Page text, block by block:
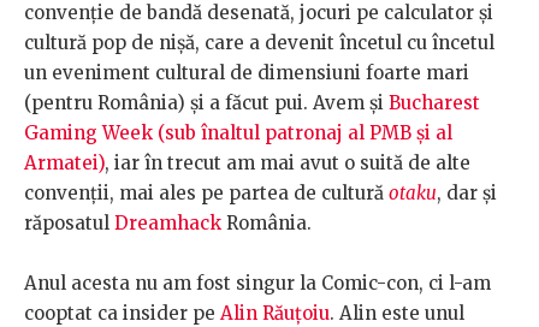
convenție de bandă desenată, jocuri pe calculator și
cultură pop de nișă, care a devenit încetul cu încetul
un eveniment cultural de dimensiuni foarte mari
(pentru România) și a făcut pui. Avem și Bucharest
Gaming Week (sub înaltul patronaj al PMB și al
Armatei), iar în trecut am mai avut o suită de alte
convenții, mai ales pe partea de cultură otaku, dar și
răposatul Dreamhack România.
Anul acesta nu am fost singur la Comic-con, ci l-am
cooptat ca insider pe Alin Răuțoiu. Alin este unul